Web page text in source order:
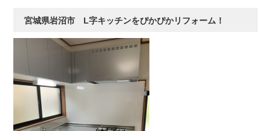
宮城県岩沼市 L字キッチンをぴかぴかリフォーム！